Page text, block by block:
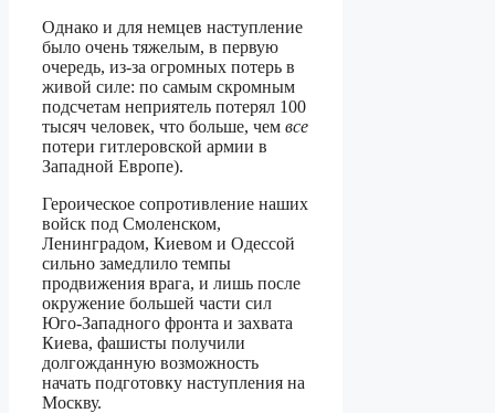
Однако и для немцев наступление
было очень тяжелым, в первую
очередь, из-за огромных потерь в
живой силе: по самым скромным
подсчетам неприятель потерял 100
тысяч человек, что больше, чем все
потери гитлеровской армии в
Западной Европе).
Героическое сопротивление наших
войск под Смоленском,
Ленинградом, Киевом и Одессой
сильно замедлило темпы
продвижения врага, и лишь после
окружение большей части сил
Юго-Западного фронта и захвата
Киева, фашисты получили
долгожданную возможность
начать подготовку наступления на
Москву.